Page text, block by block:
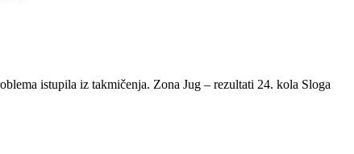
istupila iz takmičenja. Zona Jug – rezultati 24. kola Sloga